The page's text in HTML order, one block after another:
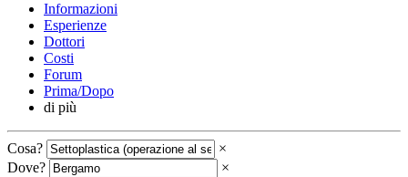
Informazioni
Esperienze
Dottori
Costi
Forum
Prima/Dopo
di più
Cosa?
×
Dove?
×